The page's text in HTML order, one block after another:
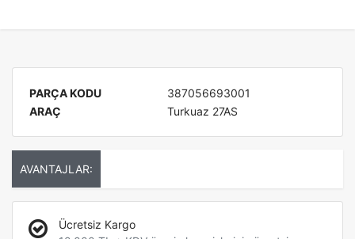
PARÇA KODU
387056693001
ARAÇ
Turkuaz 27AS
AVANTAJLAR:
Ücretsiz Kargo